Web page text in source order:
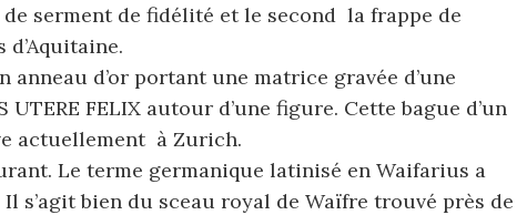
serment de fidélité et le second la frappe de
anneau d’or portant une matrice gravée d’une
UTERE FELIX autour d’une figure. Cette bague d’un
actuellement à Zurich.
Le terme germanique latinisé en Waifarius a
s’agit bien du sceau royal de Waïfre trouvé près de